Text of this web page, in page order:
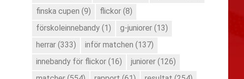
finska cupen (9) flickor (8)
förskoleinnebandy (1) g-juniorer (13)
herrar (333) inför matchen (137)
innebandy för flickor (16) juniorer (126)